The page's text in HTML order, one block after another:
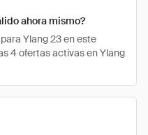
ahora mismo?
Ylang 23 en este
4 ofertas activas en Ylang